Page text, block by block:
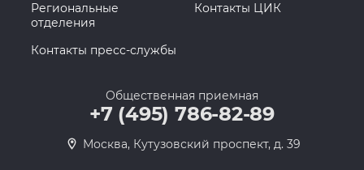
Региональные
отделения
Контакты ЦИК
Контакты пресс-службы
Общественная приемная
+7 (495) 786-82-89
Москва, Кутузовский проспект, д. 39